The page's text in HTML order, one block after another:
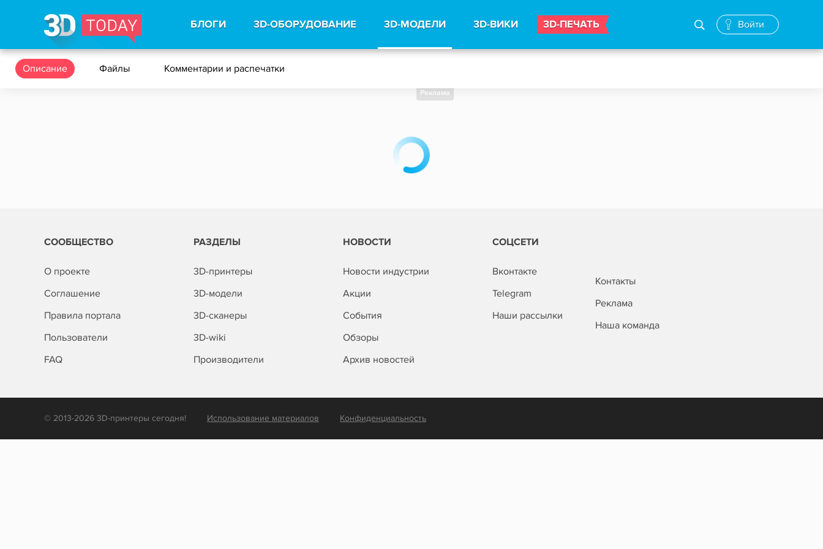
БЛОГИ 3D-ОБОРУДОВАНИЕ 3D-МОДЕЛИ 3D-ВИКИ 3D-ПЕЧАТЬ Войти
Описание Файлы Комментарии и распечатки
Реклама
СООБЩЕСТВО
О проекте
Соглашение
Правила портала
Пользователи
FAQ
РАЗДЕЛЫ
3D-принтеры
3D-модели
3D-сканеры
3D-wiki
Производители
НОВОСТИ
Новости индустрии
Акции
События
Обзоры
Архив новостей
СОЦСЕТИ
Вконтакте
Telegram
Наши рассылки
Контакты
Реклама
Наша команда
© 2013-2026 3D-принтеры сегодня! Использование материалов Конфиденциальность